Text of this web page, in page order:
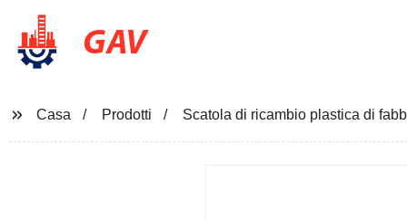
GAV
Casa Prodotti Scatola di ricambio plastica di